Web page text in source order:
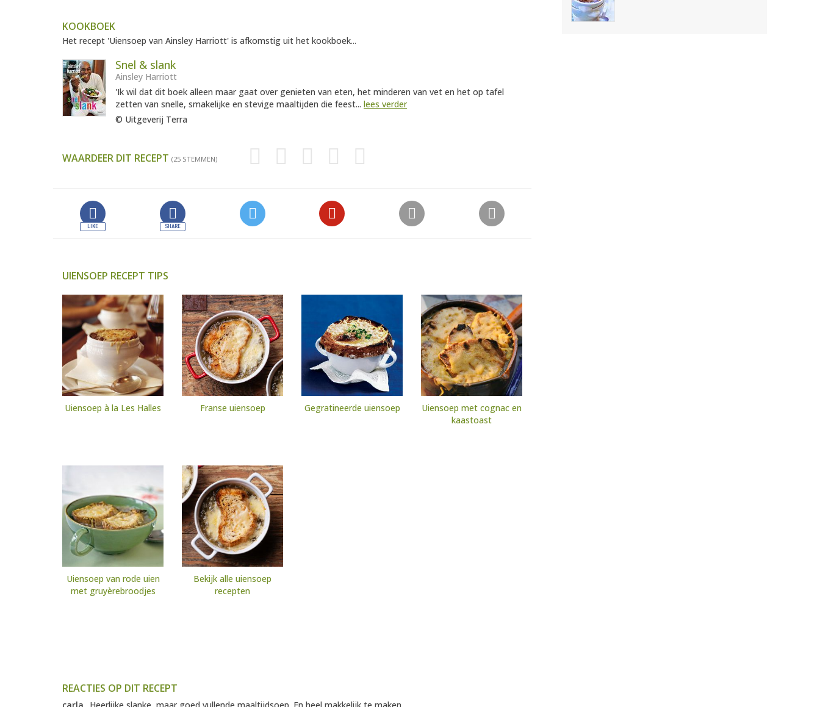
KOOKBOEK
Het recept 'Uiensoep van Ainsley Harriott' is afkomstig uit het kookboek...
Snel & slank
Ainsley Harriott
'Ik wil dat dit boek alleen maar gaat over genieten van eten, het minderen van vet en het op tafel
zetten van snelle, smakelijke en stevige maaltijden die feest... lees verder
© Uitgeverij Terra
WAARDEER DIT RECEPT (25 STEMMEN)
UIENSOEP RECEPT TIPS
Uiensoep à la Les Halles Franse uiensoep Gegratineerde uiensoep
Uiensoep met cognac en
kaastoast
Uiensoep van rode uien
met gruyèrebroodjes
Bekijk alle uiensoep
recepten
REACTIES OP DIT RECEPT